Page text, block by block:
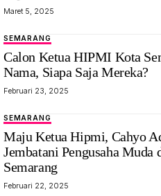
Maret 5, 2025
SEMARANG
Calon Ketua HIPMI Kota
Nama, Siapa Saja Mereka?
Februari 23, 2025
SEMARANG
Maju Ketua Hipmi, Cahyo
Jembatani Pengusaha Muda
Semarang
Februari 22, 2025